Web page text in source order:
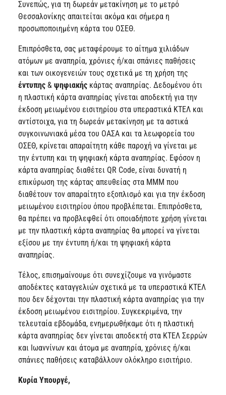
Συνεπώς, για τη δωρεάν μετακίνηση με το μετρό
Θεσσαλονίκης απαιτείται ακόμα και σήμερα η
προσωποποιημένη κάρτα του ΟΣΕΘ.
Επιπρόσθετα, σας μεταφέρουμε το αίτημα χιλιάδων
ατόμων με αναπηρία, χρόνιες ή/και σπάνιες παθήσεις
και των οικογενειών τους σχετικά με τη χρήση της
έντυπης & ψηφιακής κάρτας αναπηρίας. Δεδομένου ότι
η πλαστική κάρτα αναπηρίας γίνεται αποδεκτή για την
έκδοση μειωμένου εισιτηρίου στα υπεραστικά ΚΤΕΛ και
αντίστοιχα, για τη δωρεάν μετακίνηση με τα αστικά
συγκοινωνιακά μέσα του ΟΑΣΑ και τα λεωφορεία του
ΟΣΕΘ, κρίνεται απαραίτητη κάθε παροχή να γίνεται με
την έντυπη και τη ψηφιακή κάρτα αναπηρίας. Εφόσον η
κάρτα αναπηρίας διαθέτει QR Code, είναι δυνατή η
επικύρωση της κάρτας απευθείας στα ΜΜΜ που
διαθέτουν τον απαραίτητο εξοπλισμό και για την έκδοση
μειωμένου εισιτηρίου όπου προβλέπεται. Επιπρόσθετα,
θα πρέπει να προβλεφθεί ότι οποιαδήποτε χρήση γίνεται
με την πλαστική κάρτα αναπηρίας θα μπορεί να γίνεται
εξίσου με την έντυπη ή/και τη ψηφιακή κάρτα
αναπηρίας.
Τέλος, επισημαίνουμε ότι συνεχίζουμε να γινόμαστε
αποδέκτες καταγγελιών σχετικά με τα υπεραστικά ΚΤΕΛ
που δεν δέχονται την πλαστική κάρτα αναπηρίας για την
έκδοση μειωμένου εισιτηρίου. Συγκεκριμένα, την
τελευταία εβδομάδα, ενημερωθήκαμε ότι η πλαστική
κάρτα αναπηρίας δεν γίνεται αποδεκτή στα ΚΤΕΛ Σερρών
και Ιωαννίνων και άτομα με αναπηρία, χρόνιες ή/και
σπάνιες παθήσεις καταβάλλουν ολόκληρο εισιτήριο.
Κυρία Υπουργέ,